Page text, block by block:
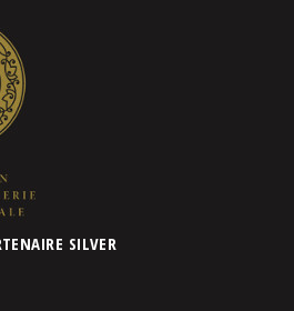
SILVER